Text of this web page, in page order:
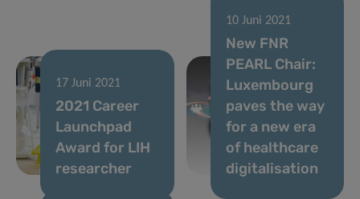
17 Juni 2021
2021 Career
Launchpad
Award for LIH
researcher
10 Juni 2021
New FNR
PEARL Chair:
Luxembourg
paves the way
for a new era
of healthcare
digitalisation